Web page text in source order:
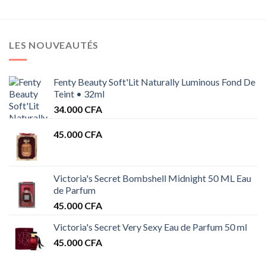
LES NOUVEAUTÉS
Fenty Beauty Soft'Lit Naturally Luminous Fond De
Teint • 32ml
34.000 CFA
45.000 CFA
Victoria's Secret Bombshell Midnight 50 ML Eau
de Parfum
45.000 CFA
Victoria's Secret Very Sexy Eau de Parfum 50 ml
45.000 CFA